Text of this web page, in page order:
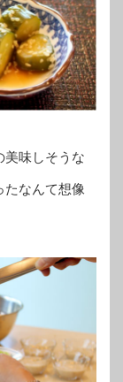
美味しそうな
たなんて想像